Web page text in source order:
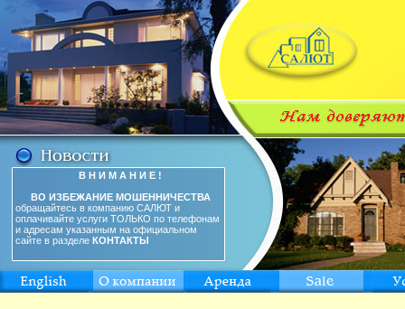
В Н И М А Н И Е !
ВО ИЗБЕЖАНИЕ МОШЕННИЧЕСТВА
обращайтесь в компанию САЛЮТ и
оплачивайте услуги ТОЛЬКО по телефонам
и адресам указанным на официальном
сайте в разделе КОНТАКТЫ